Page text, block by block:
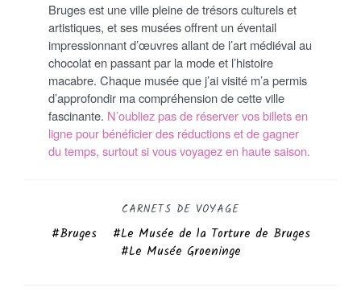
Bruges est une ville pleine de trésors culturels et
artistiques, et ses musées offrent un éventail
impressionnant d’œuvres allant de l’art médiéval au
chocolat en passant par la mode et l’histoire
macabre. Chaque musée que j’ai visité m’a permis
d’approfondir ma compréhension de cette ville
fascinante. N’oubliez pas de réserver vos billets en
ligne pour bénéficier des réductions et de gagner
du temps, surtout si vous voyagez en haute saison.
CARNETS DE VOYAGE
Bruges
Le Musée de la Torture de Bruges
Le Musée Groeninge